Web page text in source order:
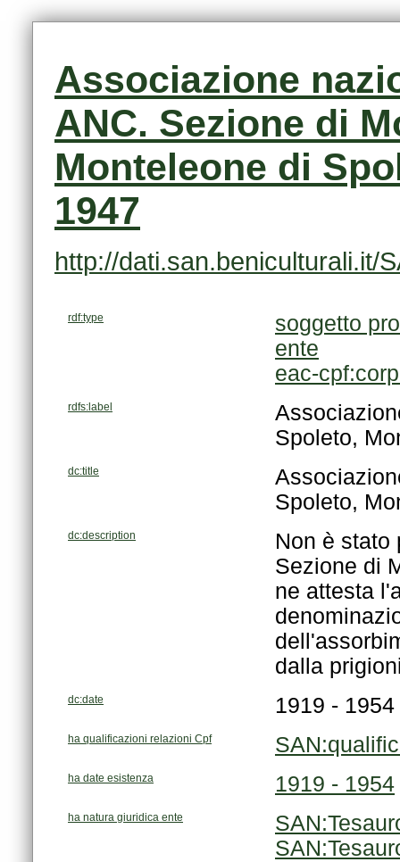
1947
http://dati.san.beniculturali.it/
rdf:type
soggetto
ente
eac-
rdfs:label
Spoleto,
dc:title
Spoleto,
dc:description
dalla
dc:date 1919 - 1954
ha qualificazioni relazioni Cpf
ha date esistenza 1919 - 1954
ha natura giuridica ente